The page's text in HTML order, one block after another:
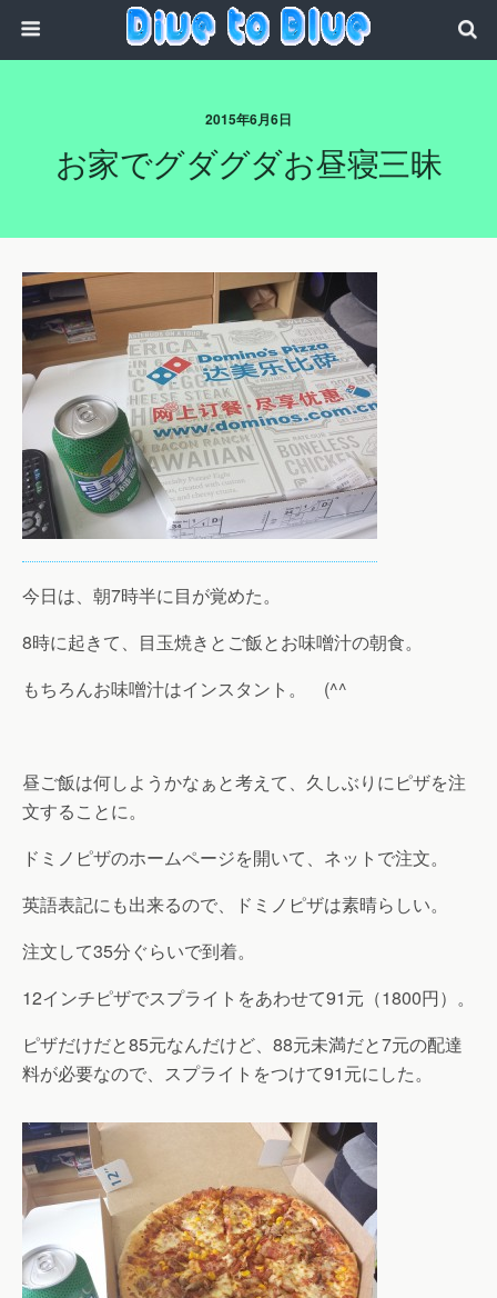
2015年6月6日
お家でグダグダお昼寝三昧
今日は、朝7時半に目が覚めた。
8時に起きて、目玉焼きとご飯とお味噌汁の朝食。
もちろんお味噌汁はインスタント。 (^^ゞ
昼ご飯は何しようかなぁと考えて、久しぶりにピザを注
文することに。
ドミノピザのホームページを開いて、ネットで注文。
英語表記にも出来るので、ドミノピザは素晴らしい。
注文して35分ぐらいで到着。
12インチピザでスプライトをあわせて91元（1800円）。
ピザだけだと85元なんだけど、88元未満だと7元の配達
料が必要なので、スプライトをつけて91元にした。